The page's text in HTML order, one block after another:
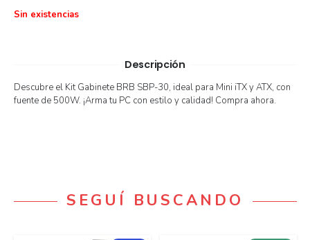
Sin existencias
Descripción
Descubre el Kit Gabinete BRB SBP-30, ideal para Mini iTX y ATX, con
fuente de 500W. ¡Arma tu PC con estilo y calidad! Compra ahora.
SEGUÍ BUSCANDO